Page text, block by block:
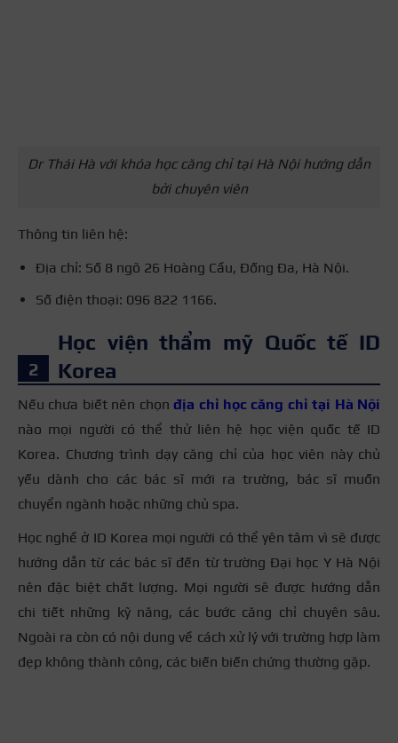
Dr Thái Hà với khóa học căng chỉ tại Hà Nội hướng dẫn
bởi chuyên viên
Thông tin liên hệ:
Địa chỉ: Số 8 ngõ 26 Hoàng Cầu, Đống Đa, Hà Nội.
Số điện thoại: 096 822 1166.
Học viện thẩm mỹ Quốc tế ID
Korea
Nếu chưa biết nên chọn địa chỉ học căng chỉ tại Hà Nội
nào mọi người có thể thử liên hệ học viện quốc tế ID
Korea. Chương trình dạy căng chỉ của học viên này chủ
yếu dành cho các bác sĩ mới ra trường, bác sĩ muốn
chuyển ngành hoặc những chủ spa.
Học nghề ở ID Korea mọi người có thể yên tâm vì sẽ được
hướng dẫn từ các bác sĩ đến từ trường Đại học Y Hà Nội
nên đặc biệt chất lượng. Mọi người sẽ được hướng dẫn
chi tiết những kỹ năng, các bước căng chỉ chuyên sâu.
Ngoài ra còn có nội dung về cách xử lý với trường hợp làm
đẹp không thành công, các biến biến chứng thường gặp.